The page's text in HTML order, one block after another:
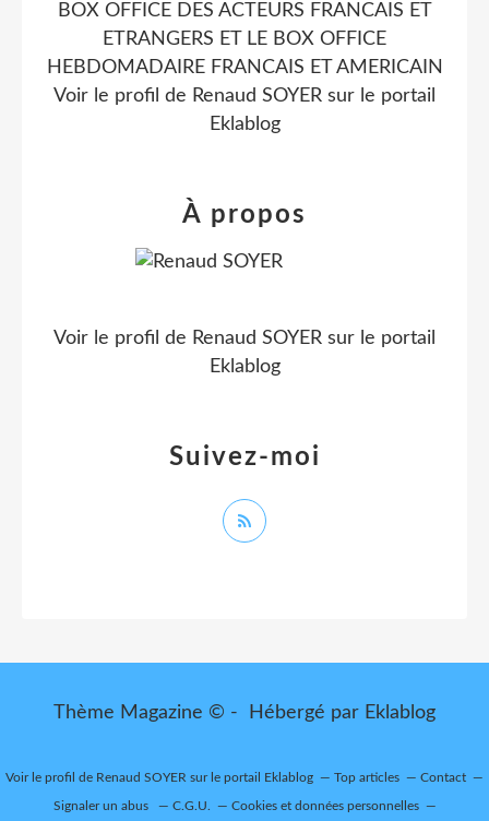
BOX OFFICE DES ACTEURS FRANCAIS ET
ETRANGERS ET LE BOX OFFICE
HEBDOMADAIRE FRANCAIS ET AMERICAIN
Voir le profil de Renaud SOYER sur le portail
Eklablog
Suivez-moi
À propos
Voir le profil de Renaud SOYER sur le portail
Eklablog
Thème Magazine © - Hébergé par Eklablog
Voir le profil de Renaud SOYER sur le portail Eklablog Top articles Contact
Signaler un abus C.G.U. Cookies et données personnelles